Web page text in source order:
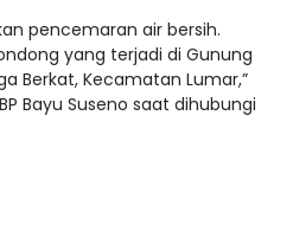
pencemaran air bersih.
yang terjadi di Gunung
Berkat, Kecamatan Lumar,”
Bayu Suseno saat dihubungi